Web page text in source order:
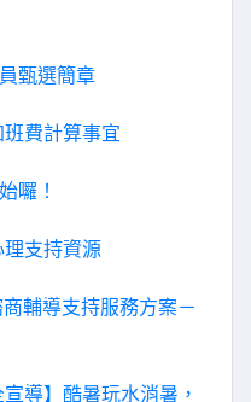
甄選簡章
費計算事宜
囉！
支持資源
輔導支持服務方案－
導】酷暑玩水消暑，